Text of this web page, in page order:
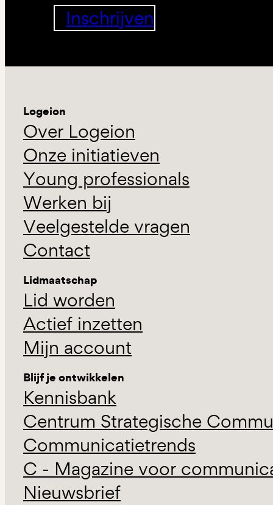
Inschrijven
Logeion
Over Logeion
Onze initiatieven
Young professionals
Werken bij
Veelgestelde vragen
Contact
Lidmaatschap
Lid worden
Actief inzetten
Mijn account
Blijf je ontwikkelen
Kennisbank
Centrum Strategische
Communicatietrends
C - Magazine voor
Nieuwsbrief